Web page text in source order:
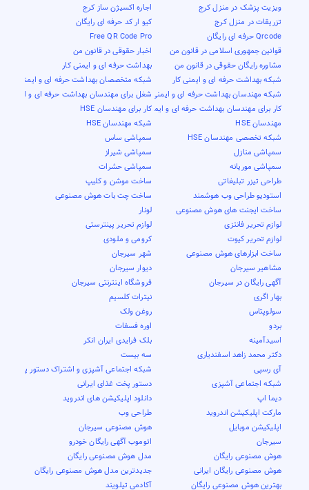
ویزیت پزشک در منزل کرج
اجاره اکسیژن ساز کرج
تزریقات در منزل کرج
کیو ار کد حرفه ای رایگان
Qrcode حرفه ای رایگان
Free QR Code Pro
قوانین جمهوری اسلامی در قانون من
اخبار حقوقی در قانون من
مشاوره رایگان حقوقی در قانون من
بهداشت حرفه ای و ایمنی کار
شبکه بهداشت حرفه ای و ایمنی کار
شبکه متخصصان بهداشت حرفه ای و ایمنی کار
شبکه مهندسان بهداشت حرفه ای و ایمنی کارشغل برای مهندسان بهداشت حرفه ای و ایمنی
کار برای مهندسان بهداشت حرفه ای و ایمنی کارکار برای مهندسان HSE
مهندسان HSE
شبکه مهندسان HSE
شبکه تخصصی مهندسان HSE
سمپاشی ساس
سمپاشی منازل
سمپاشی شیراز
سمپاشی موریانه
سمپاشی حشرات
طراحی تیزر تبلیغاتی
ساخت موشن و کلیپ
استودیو طراحی وب هوشمند
ساخت چت بات هوش مصنوعی
ساخت ایجنت های هوش مصنوعی
لونار
لوازم تحریر فانتزی
لوازم تحریر پینترستی
لوازم تحریر کیوت
کرومی و ملودی
ساخت ابزارهای هوش مصنوعی
شهر سیرجان
مشاهیر سیرجان
دیوار سیرجان
آگهی رایگان در سیرجان
فروشگاه اینترنتی سیرجان
بهار اگری
نیترات کلسیم
سولوپتاس
روغن ولک
بردو
اوره فسفات
اسیدآمینه
بلک فرایدی ایران انکر
دکتر محمد زاهد اسفندیاری
سه بیست
آی رسپی
شبکه اجتماعی آشپزی و اشتراک دستور پخت
شبکه اجتماعی آشپزی
دستور پخت غذای ایرانی
دیما اپ
دانلود اپلیکیشن های اندروید
مارکت اپلیکیشن اندروید
طراحی وب
اپلیکیشن موبایل
هوش مصنوعی سیرجان
سیرجان
اتوموب آگهی رایگان خودرو
هوش مصنوعی رایگان
مدل هوش مصنوعی رایگان
هوش مصنوعی رایگان ایرانی
جدیدترین مدل هوش مصنوعی رایگان
بهترین هوش مصنوعی رایگان
آکادمی تیلویند